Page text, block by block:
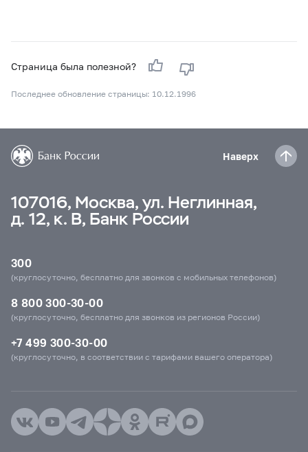
Страница была полезной?
Последнее обновление страницы: 10.12.1996
Наверх
107016, Москва, ул. Неглинная,
д. 12, к. В, Банк России
300
(круглосуточно, бесплатно для звонков с мобильных телефонов)
8 800 300-30-00
(круглосуточно, бесплатно для звонков из регионов России)
+7 499 300-30-00
(круглосуточно, в соответствии с тарифами вашего оператора)